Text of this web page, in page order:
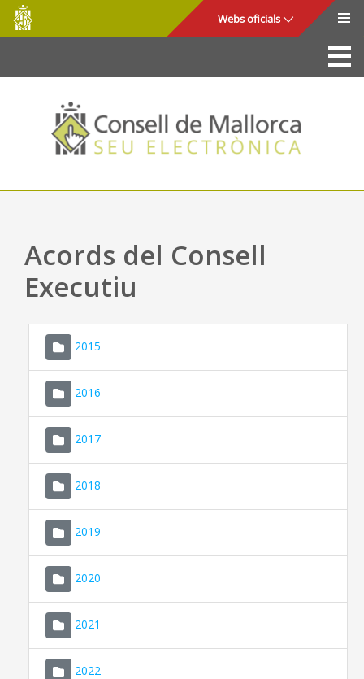
Salta al contingut principal
Consell
de
Mallorca
Webs oficials
La Seu
Consell de Mallorca
Accés i seguretat
Utilitats
Ajuda
Acords del Consell
Executiu
2015
2016
2017
2018
2019
2020
2021
2022